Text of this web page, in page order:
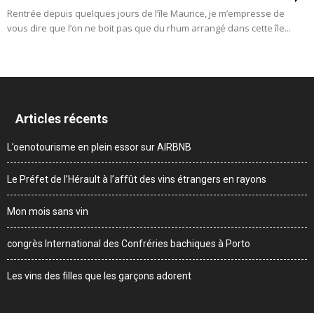
Rentrée depuis quelques jours de l’île Maurice, je m’empresse de
vous dire que l’on ne boit pas que du rhum arrangé dans cette île...
Articles récents
L’oenotourisme en plein essor sur AIRBNB
Le Préfet de l’Hérault à l’affût des vins étrangers en rayons
Mon mois sans vin
congrès International des Confréries bachiques à Porto
Les vins des filles que les garçons adorent